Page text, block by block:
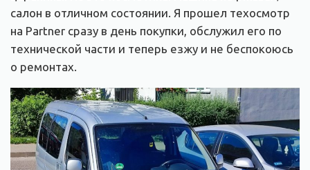
салон в отличном состоянии. Я прошел техосмотр
на Partner сразу в день покупки, обслужил его по
технической части и теперь езжу и не беспокоюсь
о ремонтах.